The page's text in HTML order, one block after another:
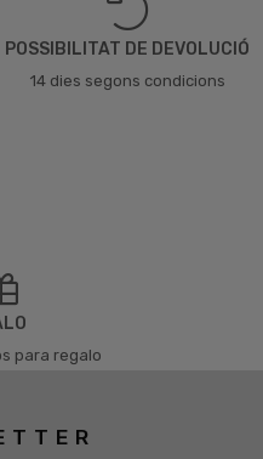
POSSIBILITAT DE DEVOLUCIÓ
14 dies segons condicions
para regalo